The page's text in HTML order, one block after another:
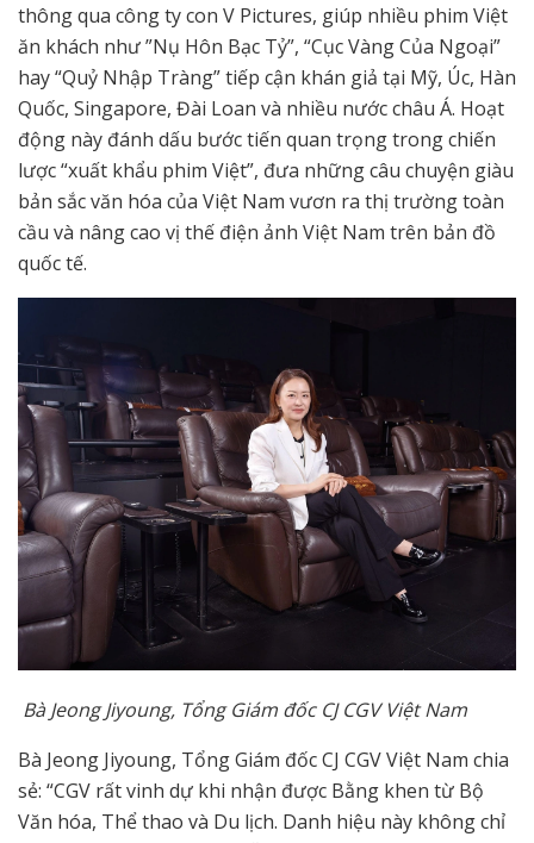
thông qua công ty con V Pictures, giúp nhiều phim Việt
ăn khách như ”Nụ Hôn Bạc Tỷ”, “Cục Vàng Của Ngoại”
hay “Quỷ Nhập Tràng” tiếp cận khán giả tại Mỹ, Úc, Hàn
Quốc, Singapore, Đài Loan và nhiều nước châu Á. Hoạt
động này đánh dấu bước tiến quan trọng trong chiến
lược “xuất khẩu phim Việt”, đưa những câu chuyện giàu
bản sắc văn hóa của Việt Nam vươn ra thị trường toàn
cầu và nâng cao vị thế điện ảnh Việt Nam trên bản đồ
quốc tế.
Bà Jeong Jiyoung, Tổng Giám đốc CJ CGV Việt Nam
Bà Jeong Jiyoung, Tổng Giám đốc CJ CGV Việt Nam chia
sẻ: “CGV rất vinh dự khi nhận được Bằng khen từ Bộ
Văn hóa, Thể thao và Du lịch. Danh hiệu này không chỉ